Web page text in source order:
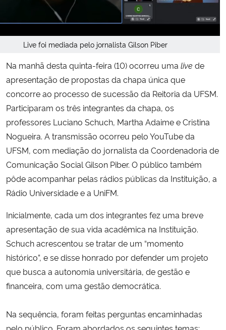
Secretaria-Geral
Secretaria de Governo
Gabinete de Segurança Institucional
Advocacia-Geral da União
Banco Central do Brasil
Live foi mediada pelo jornalista Gilson Piber
Na manhã desta quinta-feira (10) ocorreu uma live de
apresentação de propostas da chapa única que
concorre ao processo de sucessão da Reitoria da UFSM.
Participaram os três integrantes da chapa, os
professores Luciano Schuch, Martha Adaime e Cristina
Nogueira. A transmissão ocorreu pelo YouTube da
UFSM, com mediação do jornalista da Coordenadoria de
Comunicação Social Gilson Piber. O público também
pôde acompanhar pelas rádios públicas da Instituição, a
Rádio Universidade e a UniFM.
Inicialmente, cada um dos integrantes fez uma breve
apresentação de sua vida acadêmica na Instituição.
Schuch acrescentou se tratar de um “momento
histórico”, e se disse honrado por defender um projeto
que busca a autonomia universitária, de gestão e
financeira, com uma gestão democrática.
Na sequência, foram feitas perguntas encaminhadas